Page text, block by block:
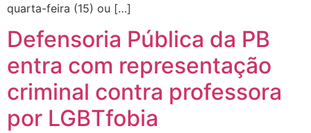
quarta-feira (15) ou […]
Defensoria Pública da PB
entra com representação
criminal contra professora
por LGBTfobia